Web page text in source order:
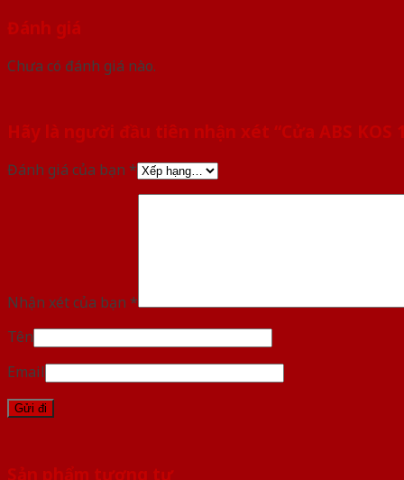
Đánh giá
Chưa có đánh giá nào.
Hãy là người đầu tiên nhận xét “Cửa ABS KOS
Đánh giá của bạn *
Nhận xét của bạn *
Tên
Email
Sản phẩm tương tự